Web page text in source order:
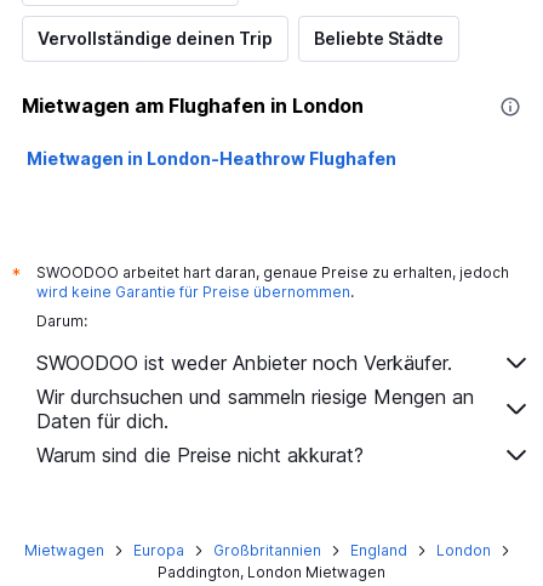
Vervollständige deinen Trip Beliebte Städte
Mietwagen am Flughafen in London
Mietwagen in London-Heathrow Flughafen
*
SWOODOO arbeitet hart daran, genaue Preise zu erhalten, jedoch
wird keine Garantie für Preise übernommen.
Darum:
SWOODOO ist weder Anbieter noch Verkäufer.
Wir durchsuchen und sammeln riesige Mengen an
Daten für dich.
Warum sind die Preise nicht akkurat?
Mietwagen Europa Großbritannien England
London
Paddington, London Mietwagen